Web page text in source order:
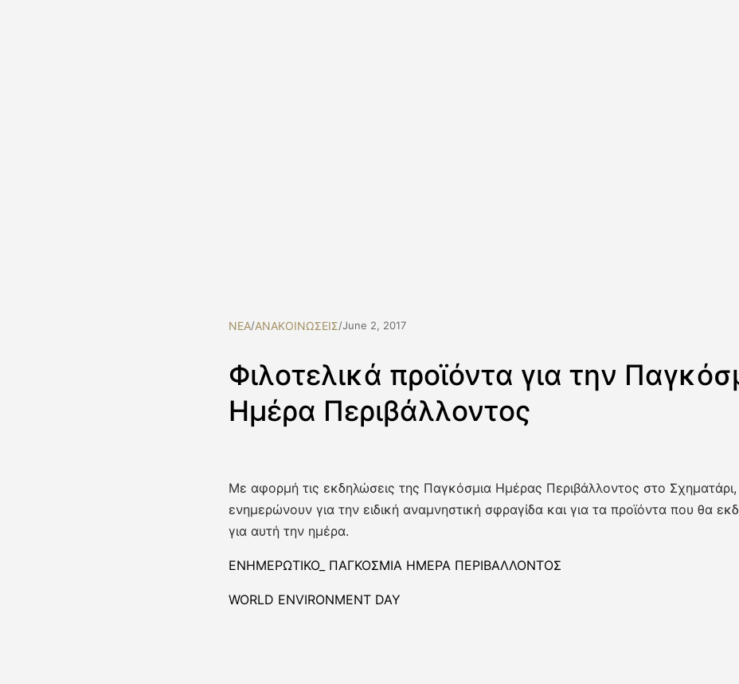
NEA/ΑΝΑΚΟΙΝΩΣΕΙΣ/June 2, 2017
Φιλοτελικά προϊόντα για την
Ημέρα Περιβάλλοντος
Με αφορμή τις εκδηλώσεις της Παγκόσμια Ημέρας Περιβάλλοντος στο
ενημερώνουν για την ειδική αναμνηστική σφραγίδα και για τα προϊόντα που θα
για αυτή την ημέρα.
ΕΝΗΜΕΡΩΤΙΚΟ_ ΠΑΓΚΟΣΜΙΑ ΗΜΕΡΑ ΠΕΡΙΒΑΛΛΟΝΤΟΣ
WORLD ENVIRONMENT DAY